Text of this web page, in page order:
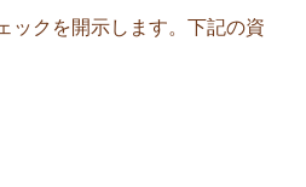
ックを開示します。下記の資